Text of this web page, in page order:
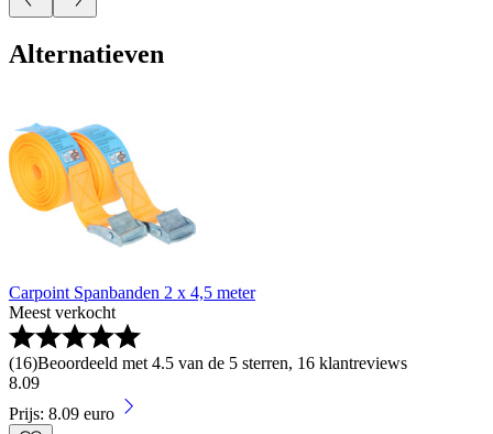
Alternatieven
Carpoint Spanbanden 2 x 4,5 meter
Meest verkocht
(16)Beoordeeld met 4.5 van de 5 sterren, 16 klantreviews
8.09
Prijs: 8.09 euro